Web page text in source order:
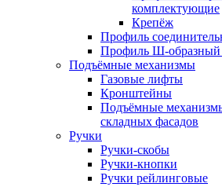
комплектующие
Крепёж
Профиль
Профиль Ш-образный
Подъёмные механизмы
Газовые лифты
Кронштейны
Подъёмные
складных фасадов
Ручки
Ручки-скобы
Ручки-кнопки
Ручки рейлинговые